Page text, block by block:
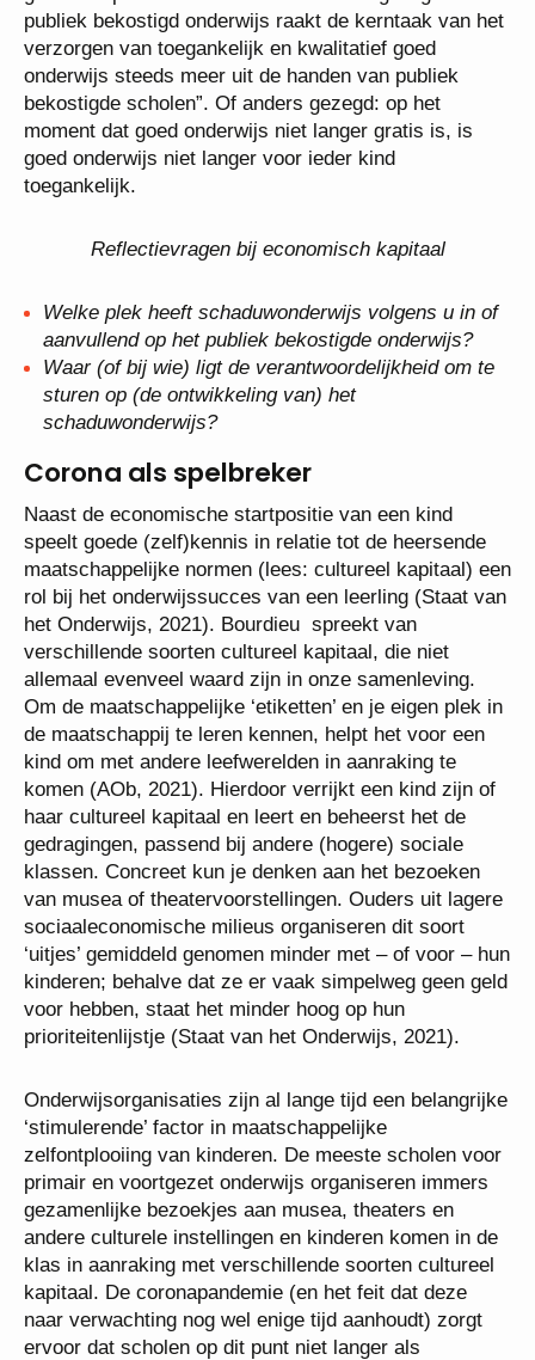
publiek bekostigd onderwijs raakt de kerntaak van het
verzorgen van toegankelijk en kwalitatief goed
onderwijs steeds meer uit de handen van publiek
bekostigde scholen”. Of anders gezegd: op het
moment dat goed onderwijs niet langer gratis is, is
goed onderwijs niet langer voor ieder kind
toegankelijk.
Reflectievragen bij economisch kapitaal
Welke plek heeft schaduwonderwijs volgens u in of
aanvullend op het publiek bekostigde onderwijs?
Waar (of bij wie) ligt de verantwoordelijkheid om te
sturen op (de ontwikkeling van) het
schaduwonderwijs?
Corona als spelbreker
Naast de economische startpositie van een kind
speelt goede (zelf)kennis in relatie tot de heersende
maatschappelijke normen (lees: cultureel kapitaal) een
rol bij het onderwijssucces van een leerling (Staat van
het Onderwijs, 2021). Bourdieu spreekt van
verschillende soorten cultureel kapitaal, die niet
allemaal evenveel waard zijn in onze samenleving.
Om de maatschappelijke ‘etiketten’ en je eigen plek in
de maatschappij te leren kennen, helpt het voor een
kind om met andere leefwerelden in aanraking te
komen (AOb, 2021). Hierdoor verrijkt een kind zijn of
haar cultureel kapitaal en leert en beheerst het de
gedragingen, passend bij andere (hogere) sociale
klassen. Concreet kun je denken aan het bezoeken
van musea of theatervoorstellingen. Ouders uit lagere
sociaaleconomische milieus organiseren dit soort
‘uitjes’ gemiddeld genomen minder met – of voor – hun
kinderen; behalve dat ze er vaak simpelweg geen geld
voor hebben, staat het minder hoog op hun
prioriteitenlijstje (Staat van het Onderwijs, 2021).
Onderwijsorganisaties zijn al lange tijd een belangrijke
‘stimulerende’ factor in maatschappelijke
zelfontplooiing van kinderen. De meeste scholen voor
primair en voortgezet onderwijs organiseren immers
gezamenlijke bezoekjes aan musea, theaters en
andere culturele instellingen en kinderen komen in de
klas in aanraking met verschillende soorten cultureel
kapitaal. De coronapandemie (en het feit dat deze
naar verwachting nog wel enige tijd aanhoudt) zorgt
ervoor dat scholen op dit punt niet langer als